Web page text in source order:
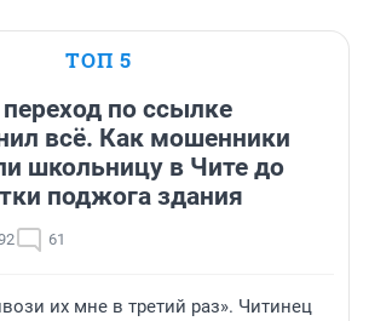
ТОП 5
по ссылке
всё. Как мошенники
школьницу в Чите до
поджога здания
61
их мне в третий раз». Читинец